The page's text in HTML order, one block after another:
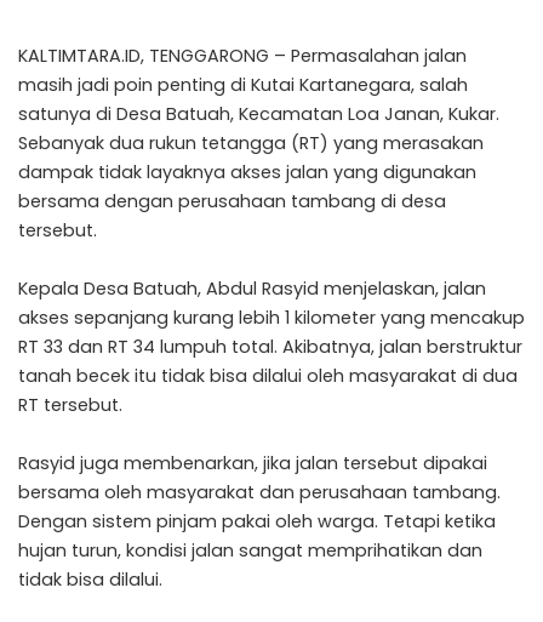
KALTIMTARA.ID, TENGGARONG – Permasalahan jalan
masih jadi poin penting di Kutai Kartanegara, salah
satunya di Desa Batuah, Kecamatan Loa Janan, Kukar.
Sebanyak dua rukun tetangga (RT) yang merasakan
dampak tidak layaknya akses jalan yang digunakan
bersama dengan perusahaan tambang di desa
tersebut.
Kepala Desa Batuah, Abdul Rasyid menjelaskan, jalan
akses sepanjang kurang lebih 1 kilometer yang mencakup
RT 33 dan RT 34 lumpuh total. Akibatnya, jalan berstruktur
tanah becek itu tidak bisa dilalui oleh masyarakat di dua
RT tersebut.
Rasyid juga membenarkan, jika jalan tersebut dipakai
bersama oleh masyarakat dan perusahaan tambang.
Dengan sistem pinjam pakai oleh warga. Tetapi ketika
hujan turun, kondisi jalan sangat memprihatikan dan
tidak bisa dilalui.